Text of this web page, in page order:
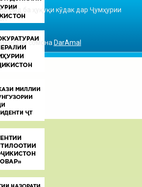
оид ба ҳуқуқи кӯдак дар Ҷумҳурии
сомона DarAmal